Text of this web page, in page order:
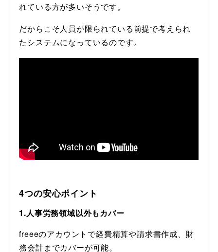
れている方が多いそうです。
だからこそ人員が限られている前提で考えられ
たシステムになっているのです。
4つの安心ポイント
1.人事労務領域以外もカバー
freeeのアカウントで経費精算や請求書作成、財
務会計までカバーが可能。